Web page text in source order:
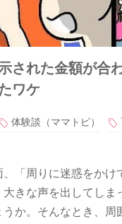
された金額が
ワケ
体験談（ママトピ）
「周りに迷惑をか
きな声を出してし
か。そんなとき、